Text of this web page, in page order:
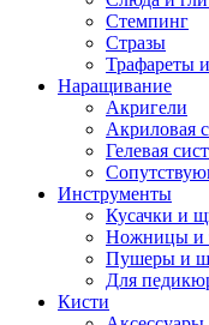
Стемпинг
Стразы
Трафареты
Наращивание
Акригели
Акриловая
Гелевая
Инструменты
Кусачки и
Ножницы и
Пушеры и
Для
Кисти